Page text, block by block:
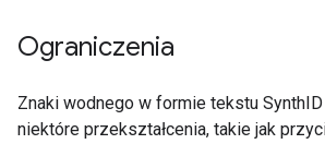
Ograniczenia
Znaki wodnego w formie tekstu
niektóre przekształcenia, takie jak